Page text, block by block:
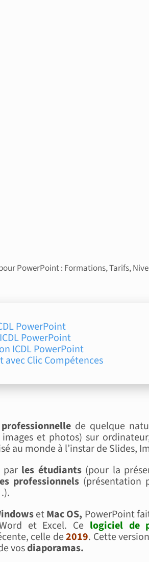
PowerPoint : Formations, Tarifs,
PowerPoint
PowerPoint
ICDL PowerPoint
Clic Compétences
de quelque
et photos) sur
au monde à l’instar de Slides,
par les étudiants(pour la
professionnels(présentation
etMac OS, PowerPoint
et Excel. Ce logiciel de
celle de2019. Cette
vosdiaporamas.